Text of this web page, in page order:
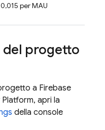
0,015 per MAU
del progetto
a Firebase
, apri la
della console